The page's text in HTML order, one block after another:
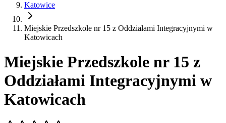
Katowice
Miejskie Przedszkole nr 15 z Oddziałami Integracyjnymi w
Katowicach
Miejskie Przedszkole nr 15 z
Oddziałami Integracyjnymi w
Katowicach